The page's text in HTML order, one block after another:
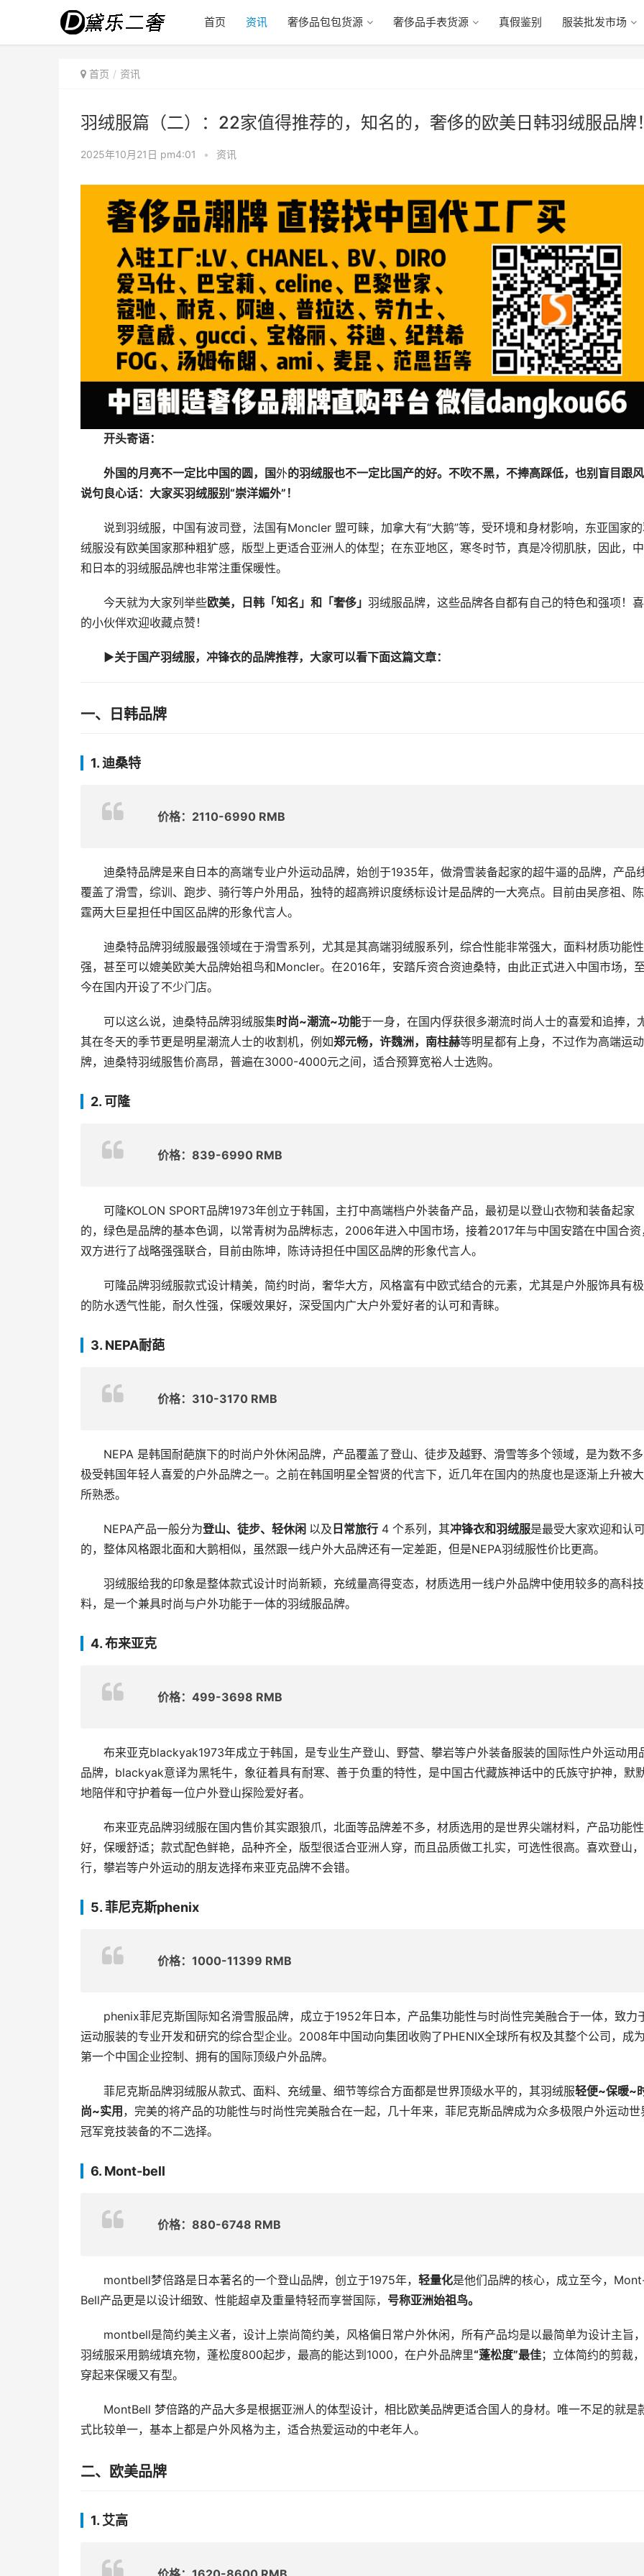
首页 资讯 奢侈品包包货源 奢侈品手表货源 真假鉴别 服装批发市场
首页 资讯
羽绒服篇（二）：22家值得推荐的，知名的，奢侈的欧美日韩羽绒服品牌！
2025年10月21日 pm4:01 • 资讯
开头寄语：
外国的月亮不一定比中国的圆，国外的羽绒服也不一定比国产的好。不吹不黑，不捧高踩低，也别盲目跟风
说句良心话：大家买羽绒服别“崇洋媚外”！
说到羽绒服，中国有波司登，法国有Moncler 盟可睐，加拿大有“大鹅”等，受环境和身材影响，东亚国家的
绒服没有欧美国家那种粗犷感，版型上更适合亚洲人的体型；在东亚地区，寒冬时节，真是冷彻肌肤，因此，
和日本的羽绒服品牌也非常注重保暖性。
今天就为大家列举些欧美，日韩「知名」和「奢侈」 羽绒服品牌，这些品牌各自都有自己的特色和强项！
的小伙伴欢迎收藏点赞！
▶关于国产羽绒服，冲锋衣的品牌推荐，大家可以看下面这篇文章：
一、日韩品牌
1. 迪桑特
价格：2110-6990 RMB
迪桑特品牌是来自日本的高端专业户外运动品牌，始创于1935年，做滑雪装备起家的超牛逼的品牌，产品
覆盖了滑雪，综训、跑步、骑行等户外用品，独特的超高辨识度绣标设计是品牌的一大亮点。目前由吴彦祖、
霆两大巨星担任中国区品牌的形象代言人。
迪桑特品牌羽绒服最强领域在于滑雪系列，尤其是其高端羽绒服系列，综合性能非常强大，面料材质功能
强，甚至可以媲美欧美大品牌始祖鸟和Moncler。在2016年，安踏斥资合资迪桑特，由此正式进入中国市场，至
今在国内开设了不少门店。
可以这么说，迪桑特品牌羽绒服集时尚~潮流~功能于一身，在国内俘获很多潮流时尚人士的喜爱和追捧，
其在冬天的季节更是明星潮流人士的收割机，例如郑元畅，许魏洲，南柱赫等明星都有上身，不过作为高端运
牌，迪桑特羽绒服售价高昂，普遍在3000-4000元之间，适合预算宽裕人士选购。
2. 可隆
价格：839-6990 RMB
可隆KOLON SPORT品牌1973年创立于韩国，主打中高端档户外装备产品，最初是以登山衣物和装备起家
的，绿色是品牌的基本色调，以常青树为品牌标志，2006年进入中国市场，接着2017年与中国安踏在中国合资
双方进行了战略强强联合，目前由陈坤，陈诗诗担任中国区品牌的形象代言人。
可隆品牌羽绒服款式设计精美，简约时尚，奢华大方，风格富有中欧式结合的元素，尤其是户外服饰具有
的防水透气性能，耐久性强，保暖效果好，深受国内广大户外爱好者的认可和青睐。
3. NEPA耐葩
价格：310-3170 RMB
NEPA 是韩国耐葩旗下的时尚户外休闲品牌，产品覆盖了登山、徒步及越野、滑雪等多个领域，是为数不
极受韩国年轻人喜爱的户外品牌之一。之前在韩国明星全智贤的代言下，近几年在国内的热度也是逐渐上升被
所熟悉。
NEPA产品一般分为登山、徒步、轻休闲 以及 日常旅行 4 个系列，其冲锋衣和羽绒服是最受大家欢迎和认
的，整体风格跟北面和大鹅相似，虽然跟一线户外大品牌还有一定差距，但是NEPA羽绒服性价比更高。
羽绒服给我的印象是整体款式设计时尚新颖，充绒量高得变态，材质选用一线户外品牌中使用较多的高科
料，是一个兼具时尚与户外功能于一体的羽绒服品牌。
4. 布来亚克
价格：499-3698 RMB
布来亚克blackyak1973年成立于韩国，是专业生产登山、野营、攀岩等户外装备服装的国际性户外运动用
品牌，blackyak意译为黑牦牛，象征着具有耐寒、善于负重的特性，是中国古代藏族神话中的氏族守护神，默
地陪伴和守护着每一位户外登山探险爱好者。
布来亚克品牌羽绒服在国内售价其实跟狼爪，北面等品牌差不多，材质选用的是世界尖端材料，产品功能
好，保暖舒适；款式配色鲜艳，品种齐全，版型很适合亚洲人穿，而且品质做工扎实，可选性很高。喜欢登山
行，攀岩等户外运动的朋友选择布来亚克品牌不会错。
5. 菲尼克斯phenix
价格：1000-11399 RMB
phenix菲尼克斯国际知名滑雪服品牌，成立于1952年日本，产品集功能性与时尚性完美融合于一体，致力
运动服装的专业开发和研究的综合型企业。2008年中国动向集团收购了PHENIX全球所有权及其整个公司，成为
第一个中国企业控制、拥有的国际顶级户外品牌。
菲尼克斯品牌羽绒服从款式、面料、充绒量、细节等综合方面都是世界顶级水平的，其羽绒服轻便~保暖~
尚~实用 ，完美的将产品的功能性与时尚性完美融合在一起，几十年来，菲尼克斯品牌成为众多极限户外运动世
冠军竞技装备的不二选择。
6. Mont-bell
价格：880-6748 RMB
montbell梦倍路是日本著名的一个登山品牌，创立于1975年， 轻量化是他们品牌的核心，成立至今，
Bell产品更是以设计细致、性能超卓及重量特轻而享誉国际， 号称亚洲始祖鸟。
montbell是简约美主义者，设计上崇尚简约美，风格偏日常户外休闲，所有产品均是以最简单为设计主旨，
羽绒服采用鹅绒填充物，蓬松度800起步，最高的能达到1000，在户外品牌里“蓬松度”最佳；立体简约的剪裁，
穿起来保暖又有型。
MontBell 梦倍路的产品大多是根据亚洲人的体型设计，相比欧美品牌更适合国人的身材。唯一不足的就是
式比较单一，基本上都是户外风格为主，适合热爱运动的中老年人。
二、欧美品牌
1. 艾高